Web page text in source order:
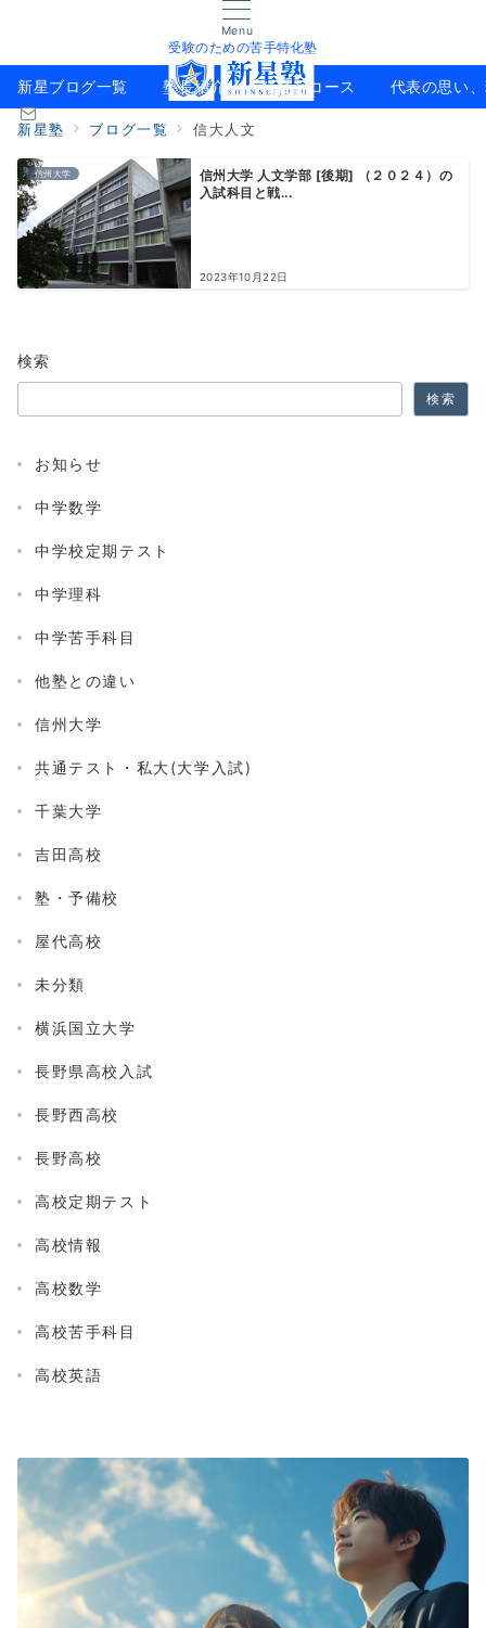
Menu
受験のための苦手特化塾
新星ブログ一覧 塾長紹介 料金とコース 代表の思い
新星塾 ブログ一覧 信大人文
信州大学
信州大学 人文学部 [後期] （２０２４）の
入試科目と戦...
2023年10月22日
検索
検索
お知らせ
中学数学
中学校定期テスト
中学理科
中学苦手科目
他塾との違い
信州大学
共通テスト・私大(大学入試)
千葉大学
吉田高校
塾・予備校
屋代高校
未分類
横浜国立大学
長野県高校入試
長野西高校
長野高校
高校定期テスト
高校情報
高校数学
高校苦手科目
高校英語